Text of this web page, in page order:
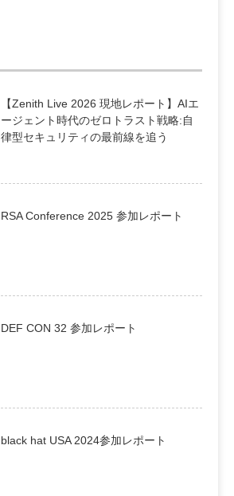
【Zenith Live 2026 現地レポート】AIエ
ージェント時代のゼロトラスト戦略:自
律型セキュリティの最前線を追う
RSA Conference 2025 参加レポート
DEF CON 32 参加レポート
black hat USA 2024参加レポート